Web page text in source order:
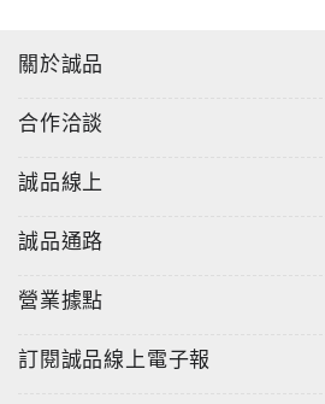
關於誠品
合作洽談
誠品線上
誠品通路
營業據點
訂閱誠品線上電子報